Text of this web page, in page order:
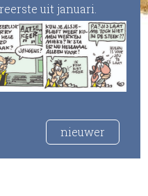
uit januari.
nieuwer